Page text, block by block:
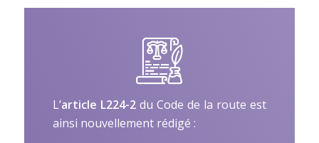
L’article L224-2du Code de la route est
ainsi nouvellement rédigé :